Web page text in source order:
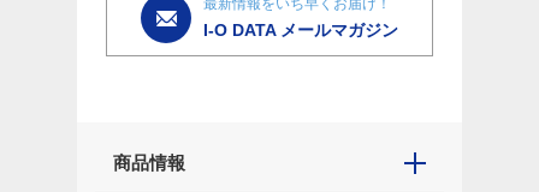
最新情報をいち早くお届け！
I-O DATA メールマガジン
商品情報